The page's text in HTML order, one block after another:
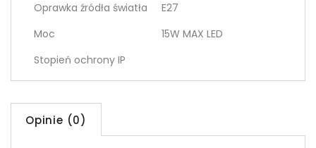
Oprawka źródła światła
E27
Moc
15W MAX LED
Stopień ochrony IP
Opinie (0)